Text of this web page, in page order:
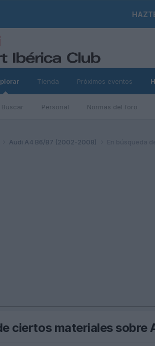
Buscar Personal Normas del foro
Tienda Próximos eventos
Audi A4 B6/B7 (2002-2008)
ciertos materiales sobre